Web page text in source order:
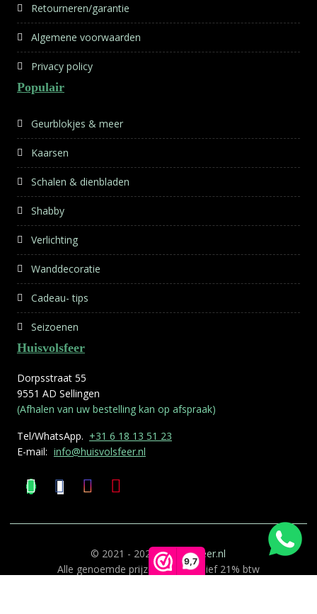
9,7
Retourneren/garantie
Algemene voorwaarden
Privacy policy
Populair
Geurblokjes & meer
Kaarsen
Schalen & dienbladen
Shabby
Verlichting
Wanddecoratie
Cadeau- tips
Seizoenen
Huisvolsfeer
Dorpsstraat 55
9551 AD Sellingen
(Afhalen van uw bestelling kan op afspraak)
Tel/WhatsApp. +31 6 18 13 51 23
E-mail: info@huisvolsfeer.nl
© 2021 - 2026Huisvolsfeer.nl
Alle genoemde prijzen zijn inclusief 21% btw